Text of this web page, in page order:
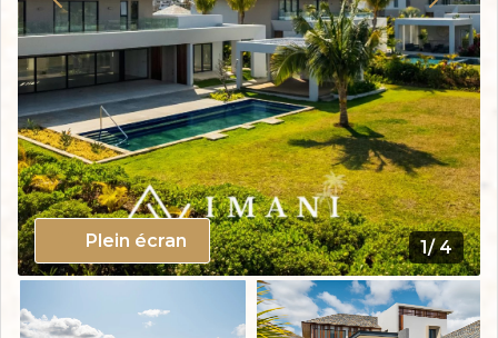
Plein écran 1/ 4